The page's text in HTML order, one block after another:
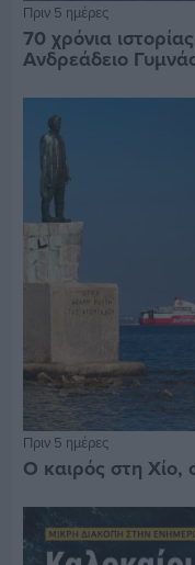
Πριν 5 ημέρες
70 χρόνια
Ανδρεάδειο
Πριν 5 ημέρες
Ο καιρός στη